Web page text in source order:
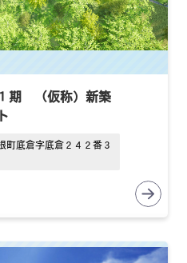
期 （仮称）新築
町底倉字底倉２４２番３